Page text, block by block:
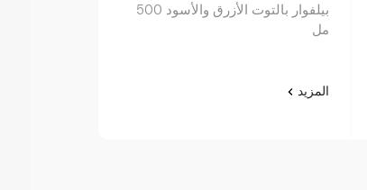
بيلفوار بالتوت الأزرق والأسود 500
مل
المزيد